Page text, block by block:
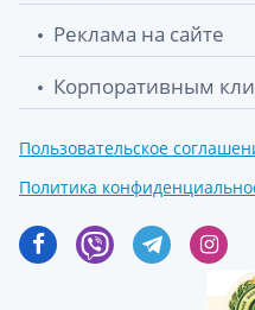
Реклама на сайте
Корпоративным
Пользовательское
Политика